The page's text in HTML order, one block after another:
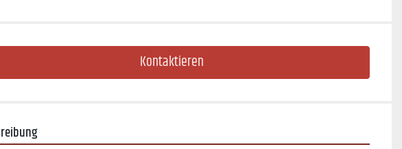
Kontaktieren